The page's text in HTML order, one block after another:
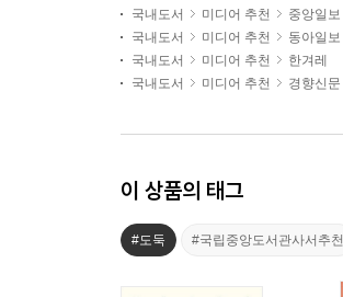
국내도서
미디어 추천
중앙일보
국내도서
미디어 추천
동아일보
국내도서
미디어 추천
한겨레
국내도서
미디어 추천 경향신문
이 상품의 태그
#도둑 #국립중앙도서관사서추천